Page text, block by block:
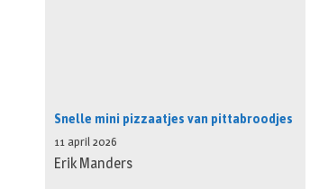
Snelle mini pizzaatjes van pittabroodjes
11 april 2026
Erik Manders